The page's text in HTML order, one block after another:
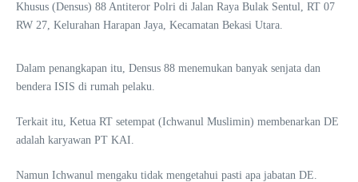
Khusus (Densus) 88 Antiteror Polri di Jalan Raya Bulak Sentul, RT 07
RW 27, Kelurahan Harapan Jaya, Kecamatan Bekasi Utara.
Dalam penangkapan itu, Densus 88 menemukan banyak senjata dan
bendera ISIS di rumah pelaku.
Terkait itu, Ketua RT setempat (Ichwanul Muslimin) membenarkan DE
adalah karyawan PT KAI.
Namun Ichwanul mengaku tidak mengetahui pasti apa jabatan DE.